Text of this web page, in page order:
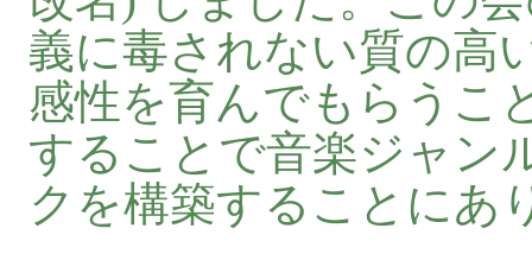
義に毒されない質の高
感性を育んでもらうこ
することで音楽ジャン
クを構築することにあ